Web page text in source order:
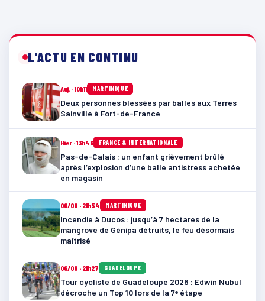
L'ACTU EN CONTINU
Auj. · 10h11 MARTINIQUE
Deux personnes blessées par balles aux Terres
Sainville à Fort-de-France
Hier · 13h46 FRANCE & INTERNATIONALE
Pas-de-Calais : un enfant grièvement brûlé
après l’explosion d’une balle antistress achetée
en magasin
06/08 · 21h54 MARTINIQUE
Incendie à Ducos : jusqu’à 7 hectares de la
mangrove de Génipa détruits, le feu désormais
maîtrisé
06/08 · 21h27 GUADELOUPE
Tour cycliste de Guadeloupe 2026 : Edwin Nubul
décroche un Top 10 lors de la 7ᵉ étape